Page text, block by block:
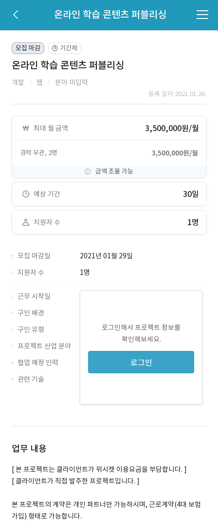
온라인 학습 콘텐츠 퍼블리싱
모집 마감 🕒 기간제
온라인 학습 콘텐츠 퍼블리싱
개발 웹 분야 미입력
등록 일자 2021.01.26.
최대 월 금액 3,500,000원/월
경력 무관, 2명 3,500,000원/월
금액 조율 가능
예상 기간 30일
지원자 수 1명
모집 마감일
2021년 01월 29일
지원자 수
1명
로그인해서 프로젝트 정보를
확인해보세요.
로그인
근무 시작일
구인 배경
구인 유형
프로젝트 산업 분야
협업 예정 인력
관련 기술
업무 내용
[ 본 프로젝트는 클라이언트가 위시켓 이용요금을 부담합니다. ]
[ 클라이언트가 직접 발주한 프로젝트입니다. ]
본 프로젝트의 계약은 개인 파트너만 가능하시며, 근로계약(4대 보험
가입) 형태로 가능합니다.